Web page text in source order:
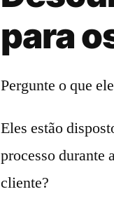
para
Pergunte o que
Eles estão
processo durante
cliente?